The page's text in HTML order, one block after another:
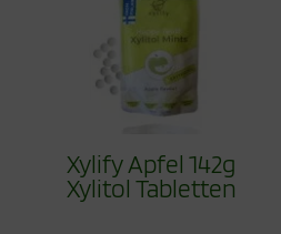
Xylify Apfel 142g
Xylitol Tabletten